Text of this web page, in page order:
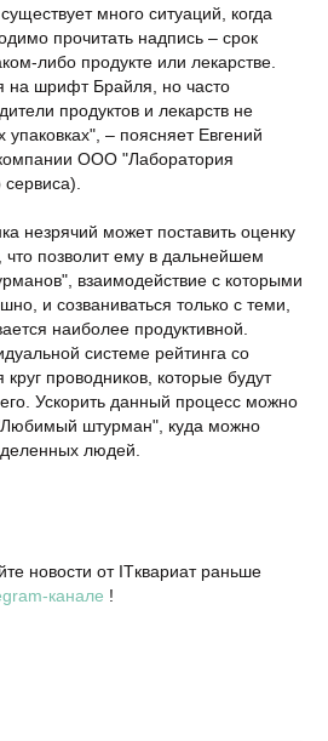
много ситуаций, когда
прочитать надпись – срок
либо продукте или лекарстве.
на шрифт Брайля, но часто
продуктов и лекарств не
упаковках", – поясняет Евгений
ООО "Лаборатория
незрячий может поставить оценку
позволит ему в дальнейшем
взаимодействие с которыми
и созваниваться только с теми,
наиболее продуктивной.
системе рейтинга со
проводников, которые будут
Ускорить данный процесс можно
штурман", куда можно
людей.
новости от ITквариат раньше
канале !